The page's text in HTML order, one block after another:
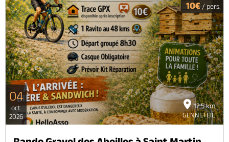
12.5 km
GENNETEIL
10€/ pers.
04
oct
2026